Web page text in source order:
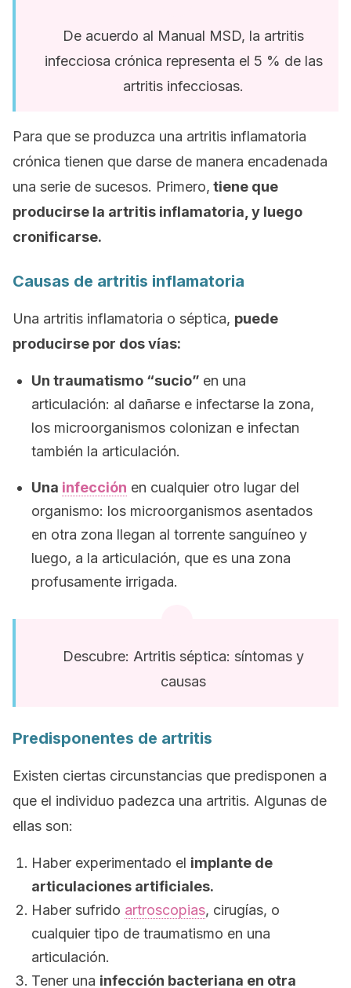
De acuerdo al Manual MSD, la artritis
infecciosa crónica representa el 5 % de las
artritis infecciosas.
Para que se produzca una artritis inflamatoria
crónica tienen que darse de manera encadenada
una serie de sucesos. Primero, tiene que
producirse la artritis inflamatoria, y luego
cronificarse.
Causas de artritis inflamatoria
Una artritis inflamatoria o séptica, puede
producirse por dos vías:
Un traumatismo “sucio” en una
articulación: al dañarse e infectarse la zona,
los microorganismos colonizan e infectan
también la articulación.
Una infección en cualquier otro lugar del
organismo: los microorganismos asentados
en otra zona llegan al torrente sanguíneo y
luego, a la articulación, que es una zona
profusamente irrigada.
Descubre: Artritis séptica: síntomas y
causas
Predisponentes de artritis
Existen ciertas circunstancias que predisponen a
que el individuo padezca una artritis. Algunas de
ellas son:
Haber experimentado el implante de
articulaciones artificiales.
Haber sufrido artroscopias, cirugías, o
cualquier tipo de traumatismo en una
articulación.
Tener una infección bacteriana en otra